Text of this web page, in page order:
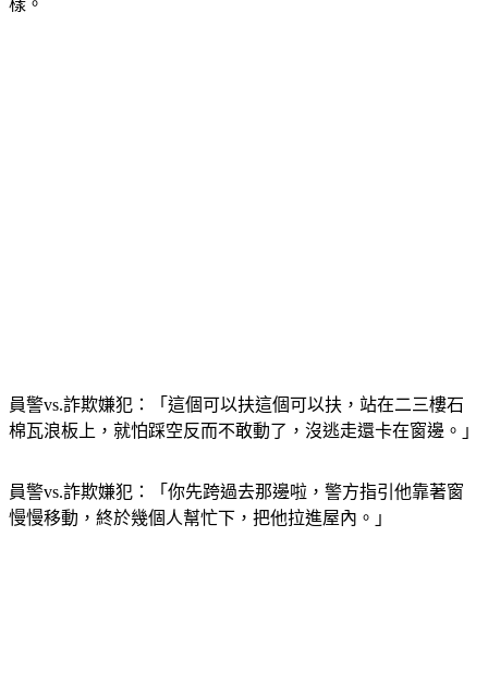
棉瓦浪板上，就怕踩空反而不敢動了，沒逃走還卡在窗邊。」
慢慢移動，終於幾個人幫忙下，把他拉進屋內。」